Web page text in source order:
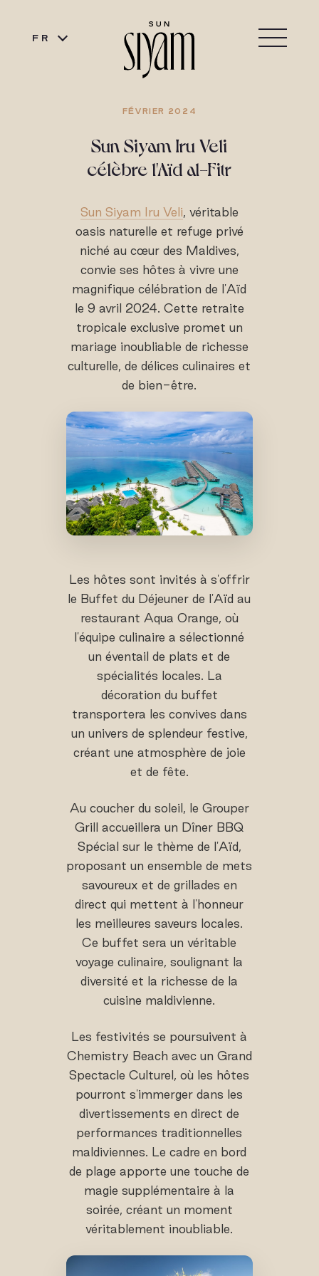
FR
FÉVRIER 2024
Sun Siyam Iru Veli
célèbre l'Aïd al-Fitr
Sun Siyam Iru Veli, véritable
oasis naturelle et refuge privé
niché au cœur des Maldives,
convie ses hôtes à vivre une
magnifique célébration de l'Aïd
le 9 avril 2024. Cette retraite
tropicale exclusive promet un
mariage inoubliable de richesse
culturelle, de délices culinaires et
de bien-être.
Les hôtes sont invités à s'offrir
le Buffet du Déjeuner de l'Aïd au
restaurant Aqua Orange, où
l'équipe culinaire a sélectionné
un éventail de plats et de
spécialités locales. La
décoration du buffet
transportera les convives dans
un univers de splendeur festive,
créant une atmosphère de joie
et de fête.
Au coucher du soleil, le Grouper
Grill accueillera un Dîner BBQ
Spécial sur le thème de l'Aïd,
proposant un ensemble de mets
savoureux et de grillades en
direct qui mettent à l'honneur
les meilleures saveurs locales.
Ce buffet sera un véritable
voyage culinaire, soulignant la
diversité et la richesse de la
cuisine maldivienne.
Les festivités se poursuivent à
Chemistry Beach avec un Grand
Spectacle Culturel, où les hôtes
pourront s'immerger dans les
divertissements en direct de
performances traditionnelles
maldiviennes. Le cadre en bord
de plage apporte une touche de
magie supplémentaire à la
soirée, créant un moment
véritablement inoubliable.